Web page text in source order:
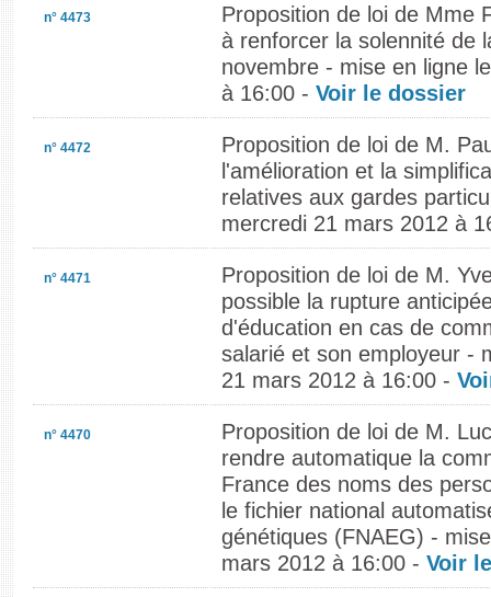
n° 4473
Proposition de loi de Mme
à renforcer la solennité de
novembre - mise en ligne
à 16:00 - Voir le dossier
n° 4472
Proposition de loi de M.
l'amélioration et la
relatives aux gardes
mercredi 21 mars 2012 à
n° 4471
Proposition de loi de M.
possible la rupture
d'éducation en cas de
salarié et son employeur -
21 mars 2012 à 16:00 -
n° 4470
Proposition de loi de M.
rendre automatique la
France des noms des
le fichier national
génétiques (FNAEG) -
mars 2012 à 16:00 - Voir